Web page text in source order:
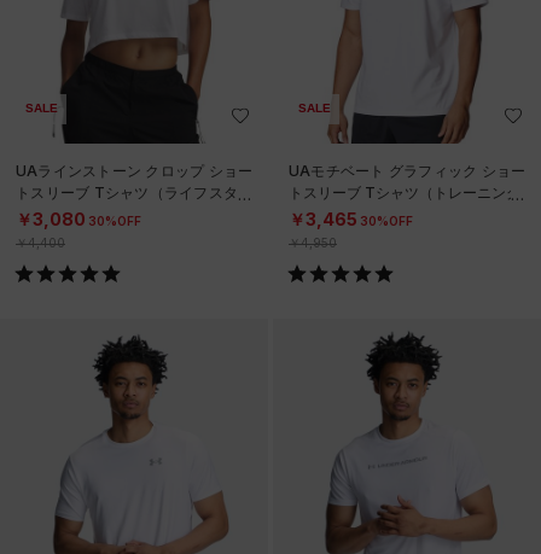
SALE
UAラインストーン クロップ ショー
トスリーブ Tシャツ（ライフスタイ
ル/WOMEN）
￥3,080 30%OFF
￥4,400
SALE
UAモチベート グラフィック ショー
トスリーブ Tシャツ（トレーニング/
MEN）
￥3,465 30%OFF
￥4,950